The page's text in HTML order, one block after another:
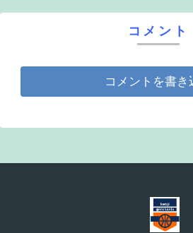
コメント
コメントを書き